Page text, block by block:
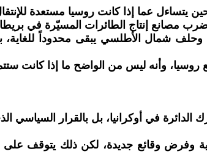
يتساءل عما إذا كانت روسيا مستعدة
إنتاج الطائرات المسيّرة في
شمال الأطلسي يبقى محدوداً
وأنه ليس من الواضح ما إذا كانت
الدائرة في أوكرانيا، بل بالقرار
وفرض وقائع جديدة، لكن ذلك يتوقف على